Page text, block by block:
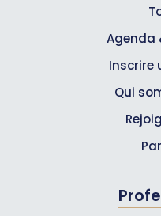
Agenda
Inscrire
Qui